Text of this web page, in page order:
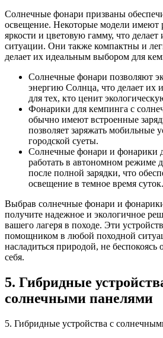
Солнечные фонари призваны
освещение. Некоторые модели
яркости и цветовую гамму, что
ситуации. Они также компактны и
делает их идеальным выбором для
Солнечные фонари позволяют
энергию Солнца, что делает их
для тех, кто ценит
Фонарики для кемпинга с
обычно имеют встроенные
позволяет заряжать мобильные
городской суеты.
Солнечные фонари и фонарики
работать в автономном режиме
после полной зарядки, что
освещение в темное время суток.
Выбрав солнечные фонари и
получите надежное и экологичное
вашего лагеря в походе. Эти
помощником в любой походной
насладиться природой, не
себя.
5. Гибридные
солнечными панелями
5. Гибридные устройства с